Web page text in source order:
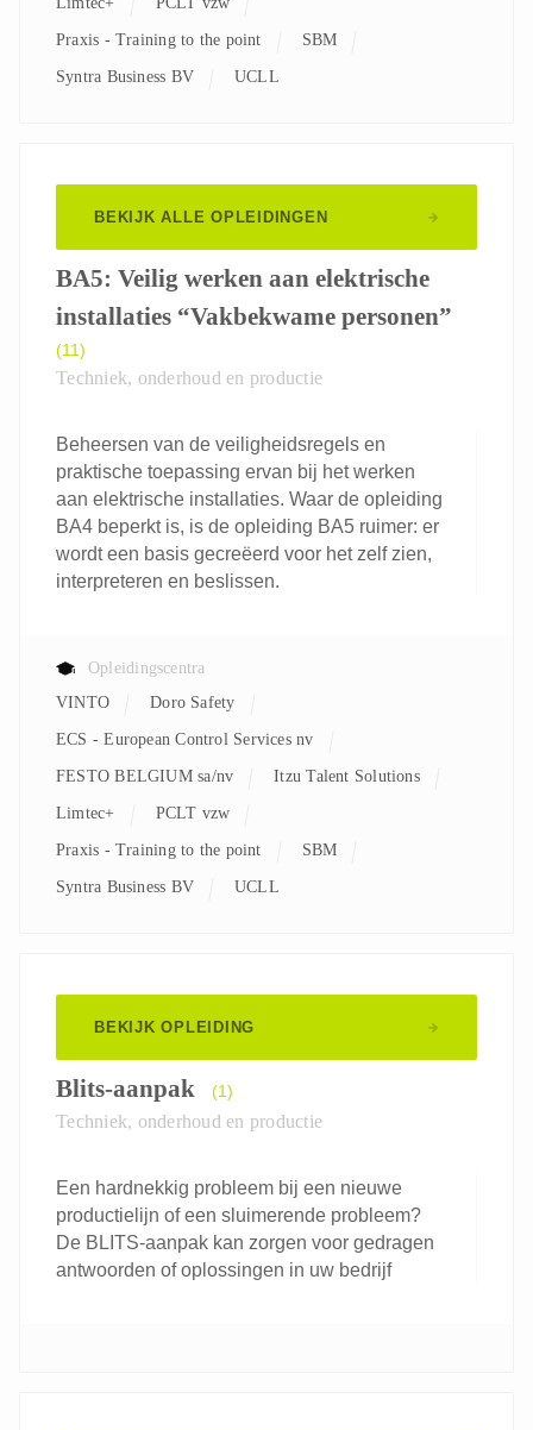
Praxis - Training to the point SBM
Syntra Business BV UCLL
BEKIJK ALLE OPLEIDINGEN
BA5: Veilig werken aan elektrische
installaties “Vakbekwame personen”
(11)
Techniek, onderhoud en productie
Beheersen van de veiligheidsregels en
praktische toepassing ervan bij het werken
aan elektrische installaties. Waar de opleiding
BA4 beperkt is, is de opleiding BA5 ruimer: er
wordt een basis gecreëerd voor het zelf zien,
interpreteren en beslissen.
Opleidingscentra
VINTO
Doro Safety
ECS - European Control Services nv
FESTO BELGIUM sa/nv Itzu Talent Solutions
Limtec+ PCLT vzw
Praxis - Training to the point SBM
Syntra Business BV UCLL
BEKIJK OPLEIDING
Blits-aanpak (1)
Techniek, onderhoud en productie
Een hardnekkig probleem bij een nieuwe
productielijn of een sluimerende probleem?
De BLITS-aanpak kan zorgen voor gedragen
antwoorden of oplossingen in uw bedrijf